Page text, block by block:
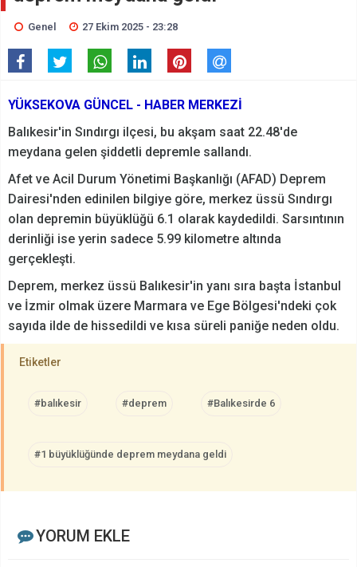
Genel 27 Ekim 2025 - 23:28
YÜKSEKOVA GÜNCEL - HABER MERKEZİ
Balıkesir'in Sındırgı ilçesi, bu akşam saat 22.48'de
meydana gelen şiddetli depremle sallandı.
Afet ve Acil Durum Yönetimi Başkanlığı (AFAD) Deprem
Dairesi'nden edinilen bilgiye göre, merkez üssü Sındırgı
olan depremin büyüklüğü 6.1 olarak kaydedildi. Sarsıntının
derinliği ise yerin sadece 5.99 kilometre altında
gerçekleşti.
Deprem, merkez üssü Balıkesir'in yanı sıra başta İstanbul
ve İzmir olmak üzere Marmara ve Ege Bölgesi'ndeki çok
sayıda ilde de hissedildi ve kısa süreli paniğe neden oldu.
Etiketler
#balıkesir #deprem #Balıkesirde 6
#1 büyüklüğünde deprem meydana geldi
YORUM EKLE